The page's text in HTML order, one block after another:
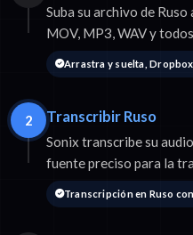
Suba su archivo de
MOV, MP3, WAV y
Arrastra y suelta,
2 Transcribir Ruso
Sonix transcribe su
fuente preciso para la
Transcripción en Ruso